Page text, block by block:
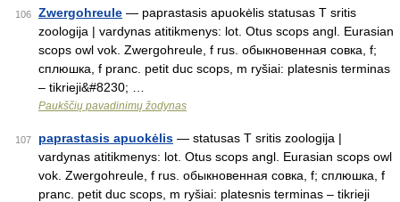
106 Zwergohreule — paprastasis apuokėlis statusas T sritis
zoologija | vardynas atitikmenys: lot. Otus scops angl. Eurasian
scops owl vok. Zwergohreule, f rus. обыкновенная совка, f;
сплюшка, f pranc. petit duc scops, m ryšiai: platesnis terminas
– tikrieji&#8230; …
Paukščių pavadinimų žodynas
107 paprastasis apuokėlis — statusas T sritis zoologija |
vardynas atitikmenys: lot. Otus scops angl. Eurasian scops owl
vok. Zwergohreule, f rus. обыкновенная совка, f; сплюшка, f
pranc. petit duc scops, m ryšiai: platesnis terminas – tikrieji